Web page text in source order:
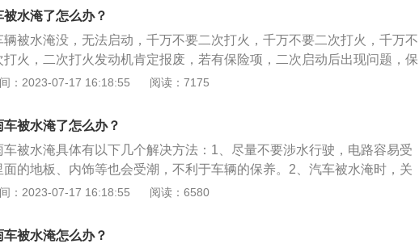
损。以下是拓展资料：1、车被淹的危害：（1）被水浸泡过的车极易导致
件生锈，缩短使用寿命，降低安全性能。（2）水浸车会造成机动车的电
、生锈，导致机动车在行驶过程中因短路而突然熄火、自燃，后果不堪设
3）水浸车辆的维修费用非常昂贵，如果是重度进水，那么车辆的维修费
已经占了原车价的50%以上。2、防止车辆被淹的方法：（1）车辆停放应
，做好汛期检查，保障排水系统正常运作。（3）车辆在行驶途中遇到涉
，应控制好车速，车速过快容易将水冲起来。如果不能确保车辆可以顺利
水路面，应果断放弃前行。
被水淹了怎么办？
辆被水淹没，无法启动，千万不要二次打火，千万不要二次打火，千万不
打火，二次打火发动机肯定报废，若有保险项，二次启动后出现问题，保
也不予赔付。以下是相关介绍：1、如何采取措施：第一时间给汽车断
水泡过的发动机是不能强行启动的，如果强行启动会对发动机的损伤非常
、采取步骤联系4s店或者是联系周边的汽车维修厂找拖车来把汽车拖去维
维修站工作人员确认车辆没有打火启动过，提醒工作人员维修的时候也不
并且写在维修工单上，确认自己没有启动，尽早让保险公司来核定损失，
维修人员给车子进行拍照留存。
：2023-07-17 16:18:55 阅读：7175
车被水淹了怎么办？
车被水淹具体有以下几个解决方法：1、尽量不要涉水行驶，电路容易受
面的地板、内饰等也会受潮，不利于车辆的保养。2、汽车被水淹时，关
机，不再启动，然后打救援电话。3、想办法用扳手把紧固电瓶线的螺丝
要拆洗自动变速箱，重新灌入变速箱油。6、吹干车辆的线路。7、刹车
油的更换，地板、地胶的清理，座椅、座套的清洗等也要及时进行。
：2023-07-17 16:18:55 阅读：6580
车被水淹怎么办？